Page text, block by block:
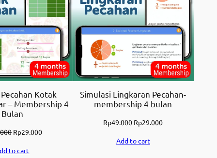
Kotak
– Membership 4
Bulan
Original
was:
Rp29.000Current
to cart
Simulasi Lingkaran Pecahan-
membership 4 bulan
Rp49.000Original
was:
Rp29.000Current
Add to cart